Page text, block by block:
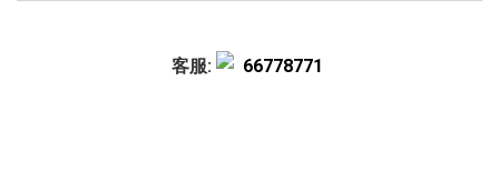
客服: 66778771